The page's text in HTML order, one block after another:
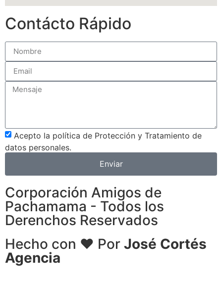
Contácto Rápido
Acepto la política de Protección y Tratamiento de
datos personales.
Enviar
Corporación Amigos de
Pachamama - Todos los
Derenchos Reservados
Hecho con ❤ Por José Cortés
Agencia